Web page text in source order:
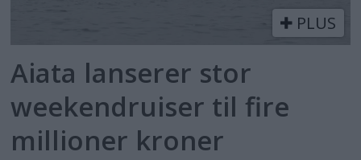
PLUS
Aiata lanserer stor
weekendruiser til fire
millioner kroner